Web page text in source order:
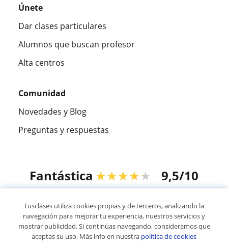
Únete
Dar clases particulares
Alumnos que buscan profesor
Alta centros
Comunidad
Novedades y Blog
Preguntas y respuestas
Fantástica ★★★★★ 9,5/10
© 2007 - 2026 Tusclases.pe
Tusclases utiliza cookies propias y de terceros, analizando la
navegación para mejorar tu experiencia, nuestros servicios y
mostrar publicidad. Si continúas navegando, consideramos que
aceptas su uso. Más info en nuestra política de cookies